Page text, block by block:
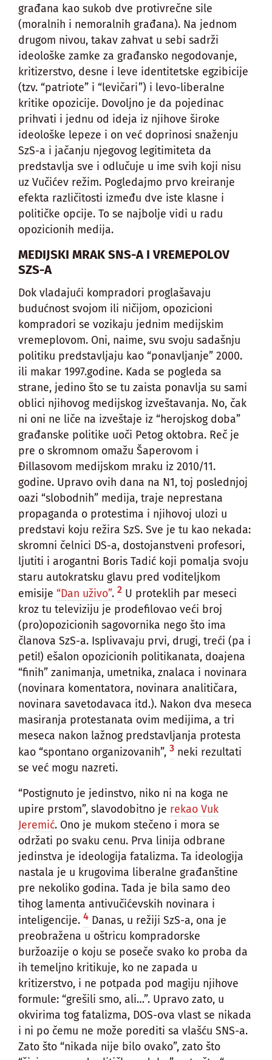
građana kao sukob dve protivrečne sile
(moralnih i nemoralnih građana). Na jednom
drugom nivou, takav zahvat u sebi sadrži
ideološke zamke za građansko negodovanje,
kritizerstvo, desne i leve identitetske egzibicije
(tzv. “patriote” i “levičari”) i levo-liberalne
kritike opozicije. Dovoljno je da pojedinac
prihvati i jednu od ideja iz njihove široke
ideološke lepeze i on već doprinosi snaženju
SzS-a i jačanju njegovog legitimiteta da
predstavlja sve i odlučuje u ime svih koji nisu
uz Vučićev režim. Pogledajmo prvo kreiranje
efekta različitosti između dve iste klasne i
političke opcije. To se najbolje vidi u radu
opozicionih medija.
MEDIJSKI MRAK SNS-A I VREMEPOLOV
SZS-A
Dok vladajući kompradori proglašavaju
budućnost svojom ili ničijom, opozicioni
kompradori se vozikaju jednim medijskim
vremeplovom. Oni, naime, svu svoju sadašnju
politiku predstavljaju kao “ponavljanje” 2000.
ili makar 1997.godine. Kada se pogleda sa
strane, jedino što se tu zaista ponavlja su sami
oblici njihovog medijskog izveštavanja. No, čak
ni oni ne liče na izveštaje iz “herojskog doba”
građanske politike uoči Petog oktobra. Reč je
pre o skromnom omažu Šaperovom i
Đillasovom medijskom mraku iz 2010/11.
godine. Upravo ovih dana na N1, toj poslednjoj
oazi “slobodnih” medija, traje neprestana
propaganda o protestima i njihovoj ulozi u
predstavi koju režira SzS. Sve je tu kao nekada:
skromni čelnici DS-a, dostojanstveni profesori,
ljutiti i arogantni Boris Tadić koji pomalja svoju
staru autokratsku glavu pred voditeljkom
emisije “Dan uživo”. 2 U proteklih par meseci
kroz tu televiziju je prodefilovao veći broj
(pro)opozicionih sagovornika nego što ima
članova SzS-a. Isplivavaju prvi, drugi, treći (pa i
peti!) ešalon opozicionih politikanata, doajena
“finih” zanimanja, umetnika, znalaca i novinara
(novinara komentatora, novinara analitičara,
novinara savetodavaca itd.). Nakon dva meseca
masiranja protestanata ovim medijima, a tri
meseca nakon lažnog predstavljanja protesta
kao “spontano organizovanih”, 3 neki rezultati
se već mogu nazreti.
“Postignuto je jedinstvo, niko ni na koga ne
upire prstom”, slavodobitno je rekao Vuk
Jeremić. Ono je mukom stečeno i mora se
održati po svaku cenu. Prva linija odbrane
jedinstva je ideologija fatalizma. Ta ideologija
nastala je u krugovima liberalne građanštine
pre nekoliko godina. Tada je bila samo deo
tihog lamenta antivučićevskih novinara i
inteligencije. 4 Danas, u režiji SzS-a, ona je
preobražena u oštricu kompradorske
buržoazije o koju se poseče svako ko proba da
ih temeljno kritikuje, ko ne zapada u
kritizerstvo, i ne potpada pod magiju njihove
formule: “grešili smo, ali…”. Upravo zato, u
okvirima tog fatalizma, DOS-ova vlast se nikada
i ni po čemu ne može porediti sa vlašću SNS-a.
Zato što “nikada nije bilo ovako”, zato što